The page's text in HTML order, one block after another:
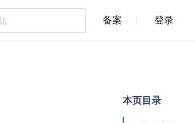
备案 登录
本页目录